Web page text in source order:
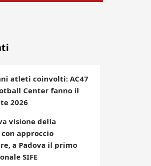
atleti coinvolti: AC47
Center fanno il
2026
visione della
approccio
a Padova il primo
SIFE